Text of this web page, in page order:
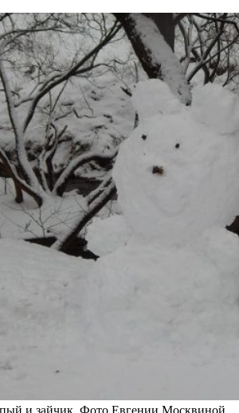
и зайчик. Фото Евгении Москвиной